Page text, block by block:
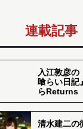
連載記事
入江敦彦の
喰らい日記
らReturns
清水建二の